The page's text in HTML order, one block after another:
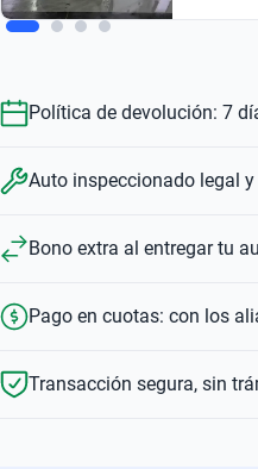
Política de devolución: 7
Auto inspeccionado legal
Bono extra al entregar tu
Pago en cuotas: con los
Transacción segura, sin